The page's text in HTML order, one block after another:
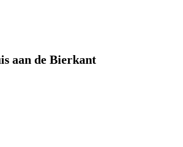
aan de Bierkant